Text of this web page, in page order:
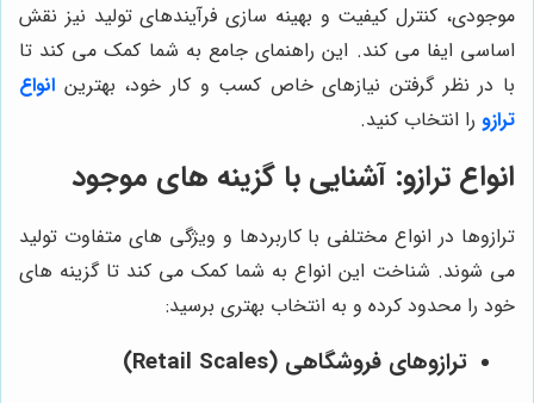
موجودی، کنترل کیفیت و بهینه سازی فرآیندهای تولید نیز نقش
اساسی ایفا می کند. این راهنمای جامع به شما کمک می کند تا
با در نظر گرفتن نیازهای خاص کسب و کار خود، بهترین انواع
ترازو را انتخاب کنید.
انواع ترازو: آشنایی با گزینه های موجود
ترازوها در انواع مختلفی با کاربردها و ویژگی های متفاوت تولید
می شوند. شناخت این انواع به شما کمک می کند تا گزینه های
خود را محدود کرده و به انتخاب بهتری برسید:
ترازوهای فروشگاهی (Retail Scales)